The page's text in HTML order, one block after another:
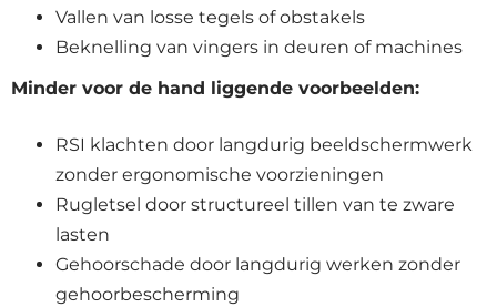
Vallen van losse tegels of obstakels
Beknelling van vingers in deuren of machines
Minder voor de hand liggende voorbeelden:
RSI klachten door langdurig beeldschermwerk
zonder ergonomische voorzieningen
Rugletsel door structureel tillen van te zware
lasten
Gehoorschade door langdurig werken zonder
gehoorbescherming